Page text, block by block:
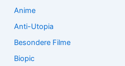
Anime
Anti-Utopia
Besondere Filme
Biopic